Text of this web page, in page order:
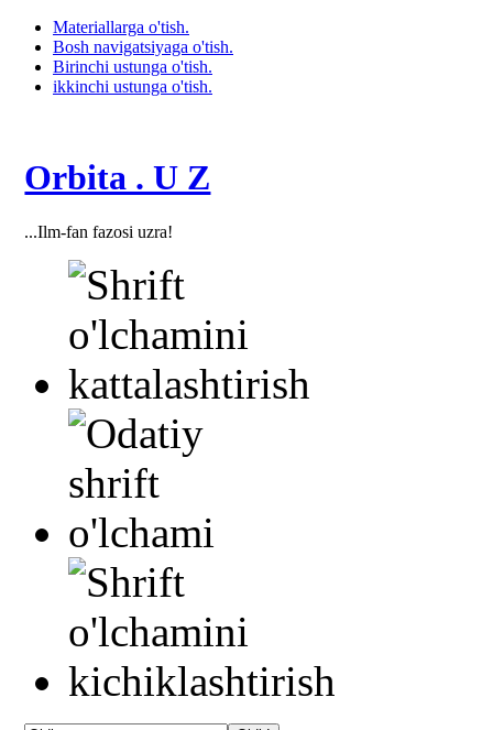
Materiallarga o'tish.
Bosh navigatsiyaga o'tish.
Birinchi ustunga o'tish.
ikkinchi ustunga o'tish.
Orbita . U Z
...Ilm-fan fazosi uzra!